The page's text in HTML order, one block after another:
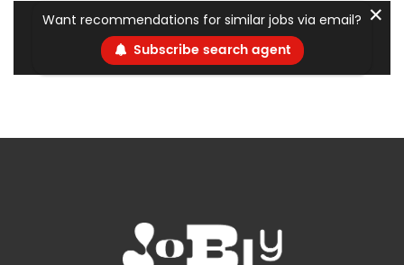
Want recommendations for similar jobs via email?
Subscribe search agent
✕